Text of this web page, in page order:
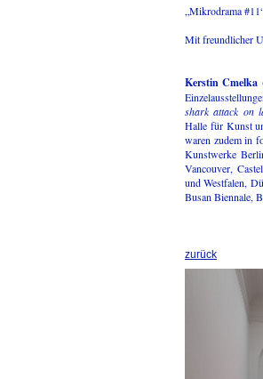
„Mikrodrama
Mit freundlicher
Kerstin Cmelka
shark attack on
Halle für Kunst
waren zudem in
Kunstwerke
Vancouver,
und Westfalen,
Busan Biennale,
zurück